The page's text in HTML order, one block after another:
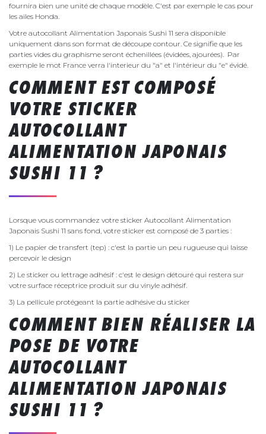
fournira bien une unité de chaque modèle. C'est par exemple le cas pour
les ailes Honda.
Votre autocollant Alimentation Japonais Sushi 11 sera disponible
uniquement dans son format de découpe contour. Ce signifie que les
parties vides du graphisme seront échenillées (évidées, ajourées). Par
exemple le mot France verra l'interieur du "a" et l'intérieur du "e" évidé.
COMMENT EST COMPOSÉ
VOTRE STICKER
AUTOCOLLANT
ALIMENTATION JAPONAIS
SUSHI 11 ?
Lorsque vous commandez votre sticker Autocollant Alimentation
Japonais Sushi 11 sans fond, votre sticker est composé de 3 parties :
1) Le papier de transfert (tep) : c'est la partie un peu rugueuse qui laisse
percevoir le design
2) Le sticker ou lettrage adhésif : c'est le design détouré qui restera sur
votre surface réceptrice produit sur du vinyle adhésif.
3) La pellicule protégeant la partie adhésive du sticker
COMMENT BIEN RÉALISER LA
POSE DE VOTRE
AUTOCOLLANT
ALIMENTATION JAPONAIS
SUSHI 11 ?